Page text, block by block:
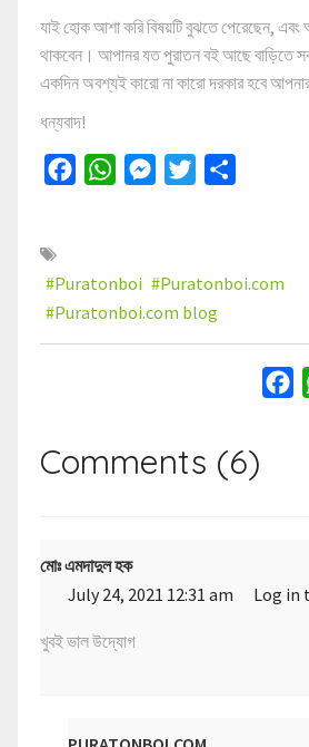
যাই হোক আশা করি বিষয়টি বুঝতে পেরেছেন,
থাকবেন। আপানর যত পুরাতন বই আছে বাড়িতে
একদিন অবশ্যই কারো না কারো দরকার হবে
ধন্যবাদ!
FacebookWhatsAppMessenger
Twitter
#Puratonboi #Puratonboi.com
#Puratonboi.com blog
Comments (6)
মোঃ এমদাদুল হক
July 24, 2021 12:31 am
Log in
খুবই ভাল উদ্যোগ